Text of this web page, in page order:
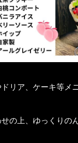
リア、ケーキ等メ
の上、ゆっくりの